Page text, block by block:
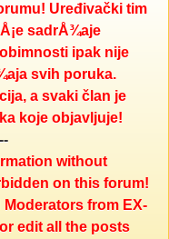
Uređivački tim
sadrÅ¾aje
ipak nije
svih poruka.
a svaki član je
koje objavljuje!
without
on this forum!
from EX-
edit all the posts